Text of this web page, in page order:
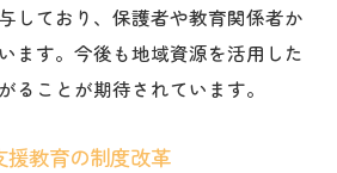
と支援級の連携の取り組み
おける共同作業の効果とは
援コーディネーターの実践例
支援級の取り組み事例
しており、保護者や教育関係者か
ます。今後も地域資源を活用した
ることが期待されています。
援教育の制度改革